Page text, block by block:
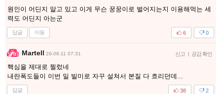
원인이 어딘지 알고 있고 이게 무슨 꿍꿍이로 벌어지는지 이용해먹는 세
력도 어딘지 아는군
답글 이동 0
6
Martell 26-06-11 07:31 신고 | 공감 확인
핵심을 제대로 찔렀네
내란폭도들이 이번 일 빌미로 자꾸 설쳐서 본질 다 흐리던데...
답글 2
38